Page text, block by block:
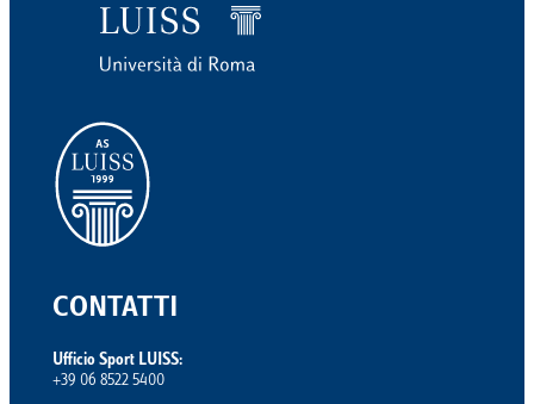
CONTATTI
Ufficio Sport LUISS:
+39 06 8522 5400